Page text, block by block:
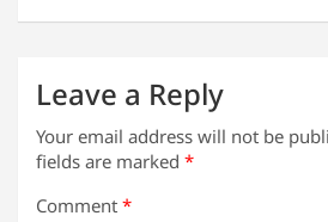
k
Leave a Reply
Your email address will not be
fields are marked *
Comment *